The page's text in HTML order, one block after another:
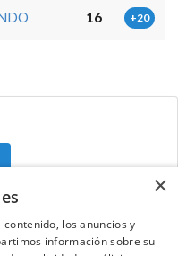
16 +20
de NextCaddy
×
los anuncios y
información sobre su